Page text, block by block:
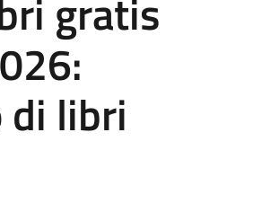
gratis
libri